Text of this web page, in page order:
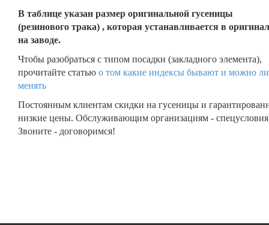
В таблице указан размер оригинальной гусеницы
(резинового трака) , которая устанавливается в
на заводе.
Чтобы разобраться с типом посадки (закладного элемента),
прочитайте статью о том какие индексы бывают и можно
менять
Постоянным клиентам скидки на гусеницы и
низкие цены. Обслуживающим организациям -
Звоните - договоримся!